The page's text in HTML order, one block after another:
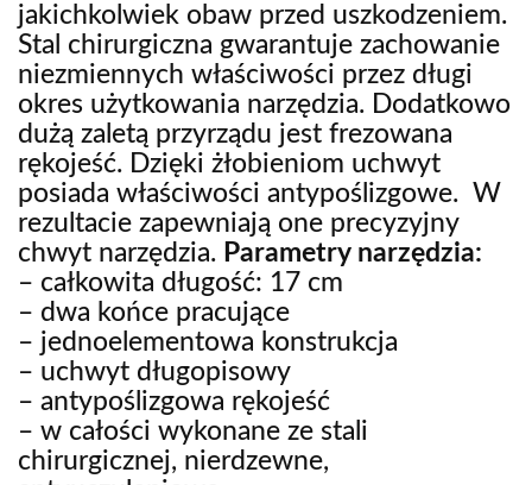
jakichkolwiek obaw przed uszkodzeniem.
Stal chirurgiczna gwarantuje zachowanie
niezmiennych właściwości przez długi
okres użytkowania narzędzia. Dodatkowo
dużą zaletą przyrządu jest frezowana
rękojeść. Dzięki żłobieniom uchwyt
posiada właściwości antypoślizgowe. W
rezultacie zapewniają one precyzyjny
chwyt narzędzia. Parametry narzędzia:
– całkowita długość: 17 cm
– dwa końce pracujące
– jednoelementowa konstrukcja
– uchwyt długopisowy
– antypoślizgowa rękojeść
– w całości wykonane ze stali
chirurgicznej, nierdzewne,